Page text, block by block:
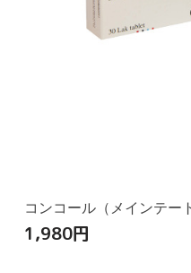
コンコール（メインテー
1,980円